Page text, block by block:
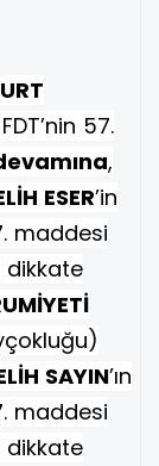
57.
,
ESER’in
maddesi
dikkate
SAYIN’ın
maddesi
dikkate